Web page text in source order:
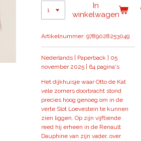
In
winkelwagen
Artikelnummer: 9789028253049
Nederlands | Paperback | 05
november 2025 | 64 pagina's
Het dijkhuisje waar Otto de Kat
vele zomers doorbracht stond
precies hoog genoeg om in de
verte Slot Loevestein te kunnen
zien liggen. Op zijn vijftiende
reed hij erheen in de Renault
Dauphine van zijn vader, over